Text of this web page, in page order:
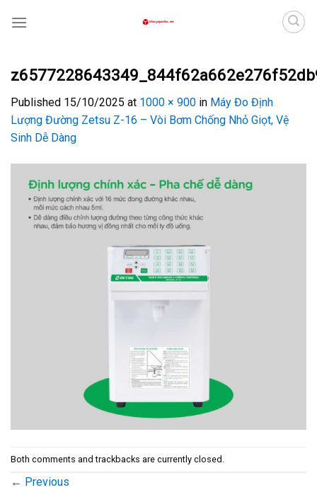
Published 15/10/2025 at 1000 × 900 in Máy Đo Định
Lượng Đường Zetsu Z-16 – Vòi Bơm Chống Nhỏ Giọt, Vệ
Sinh Dễ Dàng
Both comments and trackbacks are currently closed.
← Previous